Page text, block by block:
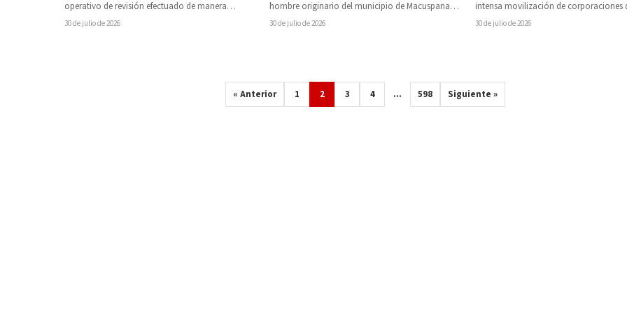
operativo de revisión efectuado de manera
sorpresiva en el Centro Penitenciario «David…
30 de julio de 2026
hombre originario del municipio de Macuspana,
Tabasco, fue asesinado de un disparo…
30 de julio de 2026
intensa movilización de corporaciones
seguridad se registró la mañana de este…
30 de julio de 2026
« Anterior 1 2 3 4 … 598 Siguiente »